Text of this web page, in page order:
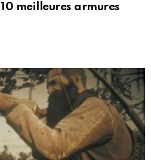
meilleures armures